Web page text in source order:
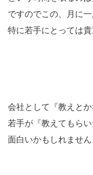
ですのでこの、月に
特に若手にとっては貴
会社として『教えと
若手が『教えてもら
面白いかもしれません